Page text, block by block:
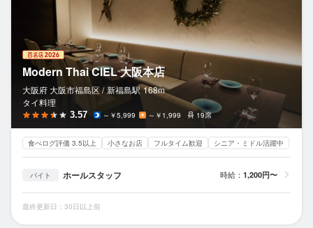
Modern Thai CIEL 大阪本店
大阪府 大阪市福島区 / 新福島駅 168m
タイ料理
3.57 ～￥5,999 ～￥1,999 19席
食べログ評価 3.5以上 小さなお店 フルタイム歓迎 シニア・ミドル活躍中
バイト ホールスタッフ 時給： 1,200円〜
最終更新日：30日以上前